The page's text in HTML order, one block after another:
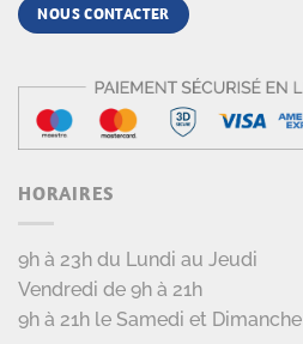
NOUS CONTACTER
HORAIRES
9h à 23h du Lundi au Jeudi
Vendredi de 9h à 21h
9h à 21h le Samedi et Dimanche